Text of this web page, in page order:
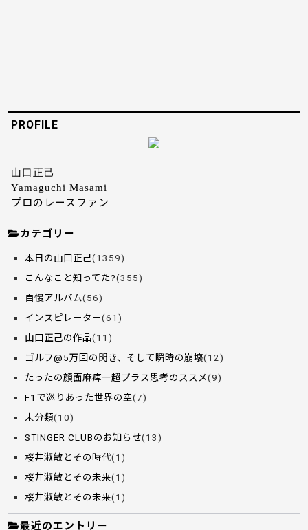
PROFILE
山口正己
Yamaguchi Masami
プロのレースファン
カテゴリー
本日の山口正己(1359)
こんなこと知ってた?(355)
自慢アルバム(56)
インスピレーター(61)
山口正己の作品(11)
ゴルフ@5万回の閃き、そして瞬時の崩壊(12)
たったの顔面麻痺―超プラス思考のススメ(9)
F1で巡りあった世界の空(7)
未分類(10)
STINGER CLUBのお知らせ(13)
桜井淑敏とその時代(1)
桜井淑敏とその未来(1)
桜井淑敏とその未来(1)
最近のエントリー